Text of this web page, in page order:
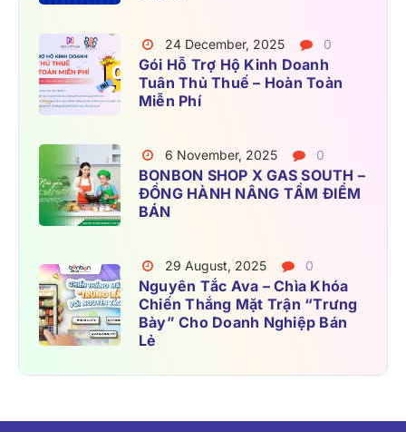
Gói Hỗ Trợ Hộ Kinh Doanh
Tuân Thủ Thuế – Hoàn Toàn
Miễn Phí
24 December, 2025 0
BONBON SHOP X GAS SOUTH –
ĐỒNG HÀNH NÂNG TẦM ĐIỂM
BÁN
6 November, 2025 0
Nguyên Tắc Ava – Chìa Khóa
Chiến Thắng Mặt Trận “trưng
Bày” Cho Doanh Nghiệp Bán
Lẻ
29 August, 2025 0